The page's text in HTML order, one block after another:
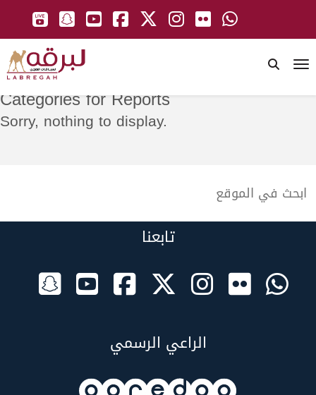
Categories for Reports
Sorry, nothing to display.
تابعنا
الراعي الرسمي